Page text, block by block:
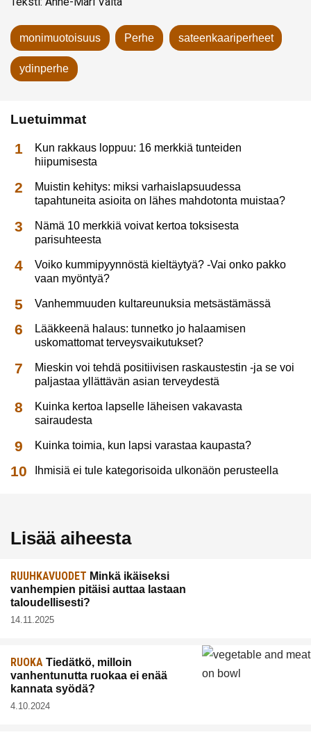
monimuotoisuus Perhe sateenkaariperheet
ydinperhe
Luetuimmat
Kun rakkaus loppuu: 16 merkkiä tunteiden
hiipumisesta
Muistin kehitys: miksi varhaislapsuudessa
tapahtuneita asioita on lähes mahdotonta muistaa?
Nämä 10 merkkiä voivat kertoa toksisesta
parisuhteesta
Voiko kummipyynnöstä kieltäytyä? -Vai onko pakko
vaan myöntyä?
Vanhemmuuden kultareunuksia metsästämässä
Lääkkeenä halaus: tunnetko jo halaamisen
uskomattomat terveysvaikutukset?
Mieskin voi tehdä positiivisen raskaustestin -ja se voi
paljastaa yllättävän asian terveydestä
Kuinka kertoa lapselle läheisen vakavasta
sairaudesta
Kuinka toimia, kun lapsi varastaa kaupasta?
Ihmisiä ei tule kategorisoida ulkonäön perusteella
Lisää aiheesta
RUUHKAVUODET Minkä ikäiseksi
vanhempien pitäisi auttaa lastaan
taloudellisesti?
14.11.2025
RUOKA Tiedätkö, milloin
vanhentunutta ruokaa ei enää
kannata syödä?
4.10.2024